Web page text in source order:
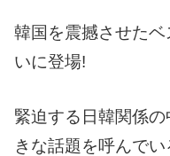
韓国を震撼させた
いに登場!
緊迫する日韓関係
きな話題を呼んでい